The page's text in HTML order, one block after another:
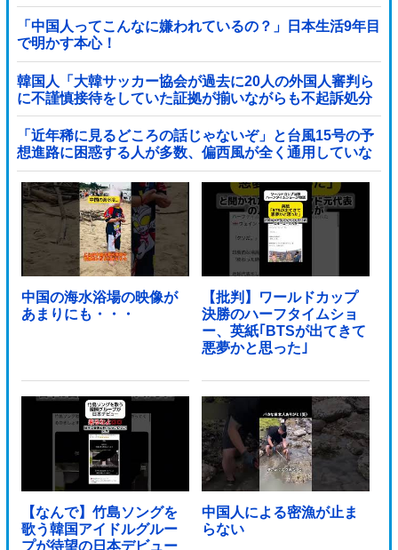
「中国人ってこんなに嫌われているの？」日本生活9年目
で明かす本心！
韓国人「大韓サッカー協会が過去に20人の外国人審判ら
に不謹慎接待をしていた証拠が揃いながらも不起訴処分
に成っていた事が明らかに‥」
「近年稀に見るどころの話じゃないぞ」と台風15号の予
想進路に困惑する人が多数、偏西風が全く通用していな
いんだけど……他
中国の海水浴場の映像が
あまりにも・・・
【批判】ワールドカップ
決勝のハーフタイムショ
ー、英紙｢BTSが出てきて
悪夢かと思った｣
【なんで】竹島ソングを
歌う韓国アイドルグルー
プが待望の日本デビュー
中国人による密漁が止ま
らない